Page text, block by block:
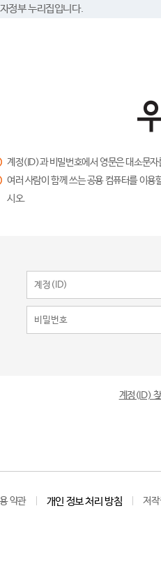
정부 누리집입니다.
계정(ID)과 비밀번호에서 영문은 대소문
여러 사람이 함께 쓰는 공용 컴퓨터를 이
시오.
계정(ID)
약관 개인 정보 처리 방침 저